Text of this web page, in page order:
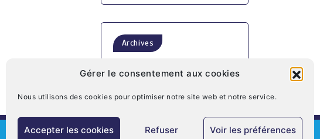
Gérer le consentement aux cookies
Nous utilisons des cookies pour optimiser notre site web et notre service.
Accepter les cookies Refuser Voir les préférences
Archives